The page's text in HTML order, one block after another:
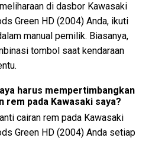
di dasbor Kawasaki
Green HD (2004) Anda, ikuti
manual pemilik. Biasanya,
tombol saat kendaraan
harus mempertimbangkan
rem pada Kawasaki saya?
cairan rem pada Kawasaki
Green HD (2004) Anda setiap